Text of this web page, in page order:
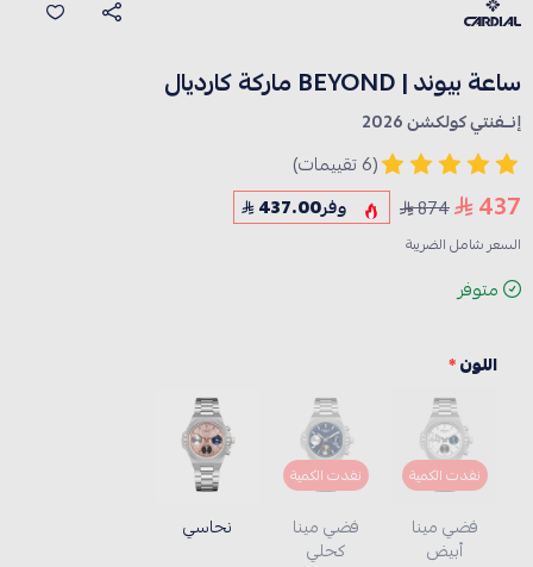
ساعة بيوند | BEYOND ماركة كارديال
إنــفنتي كولكشن 2026
(6 تقييمات)
437
874 وفر437.00
السعر شامل الضريبة
متوفر
اللون*
نفدت الكمية
فضي مينا
أبيض
نفدت الكمية
فضي مينا
كحلي
نحاسي